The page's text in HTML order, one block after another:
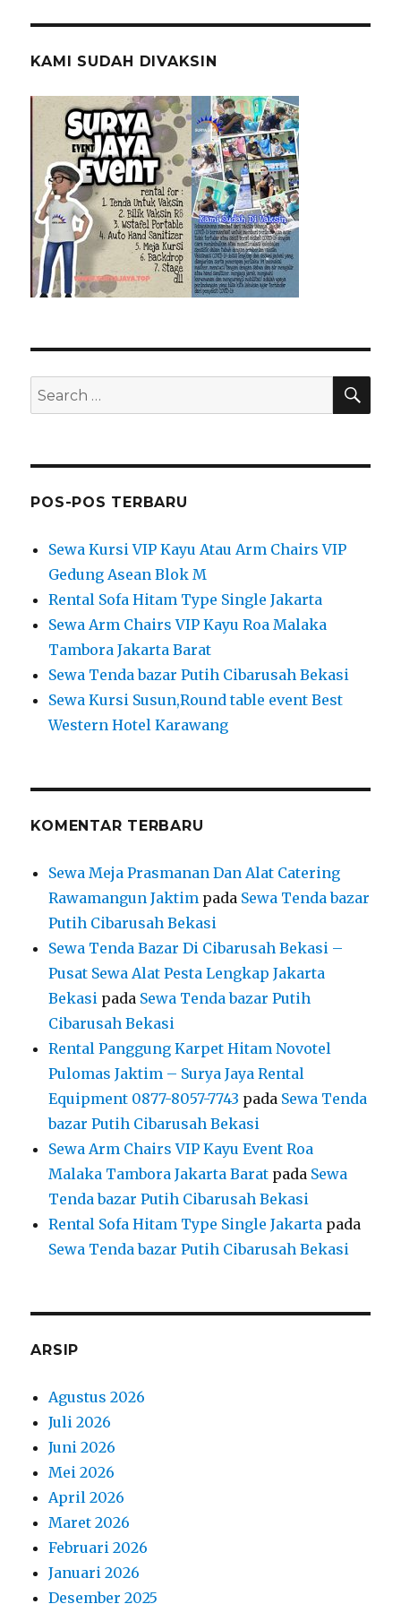
KAMI SUDAH DIVAKSIN
Search
for:
POS-POS TERBARU
Sewa Kursi VIP Kayu Atau Arm Chairs VIP
Gedung Asean Blok M
Rental Sofa Hitam Type Single Jakarta
Sewa Arm Chairs VIP Kayu Roa Malaka
Tambora Jakarta Barat
Sewa Tenda bazar Putih Cibarusah Bekasi
Sewa Kursi Susun,Round table event Best
Western Hotel Karawang
KOMENTAR TERBARU
Sewa Meja Prasmanan Dan Alat Catering
Rawamangun Jaktim pada Sewa Tenda bazar
Putih Cibarusah Bekasi
Sewa Tenda Bazar Di Cibarusah Bekasi –
Pusat Sewa Alat Pesta Lengkap Jakarta
Bekasi pada Sewa Tenda bazar Putih
Cibarusah Bekasi
Rental Panggung Karpet Hitam Novotel
Pulomas Jaktim – Surya Jaya Rental
Equipment 0877-8057-7743 pada Sewa Tenda
bazar Putih Cibarusah Bekasi
Sewa Arm Chairs VIP Kayu Event Roa
Malaka Tambora Jakarta Barat pada Sewa
Tenda bazar Putih Cibarusah Bekasi
Rental Sofa Hitam Type Single Jakarta pada
Sewa Tenda bazar Putih Cibarusah Bekasi
ARSIP
Agustus 2026
Juli 2026
Juni 2026
Mei 2026
April 2026
Maret 2026
Februari 2026
Januari 2026
Desember 2025